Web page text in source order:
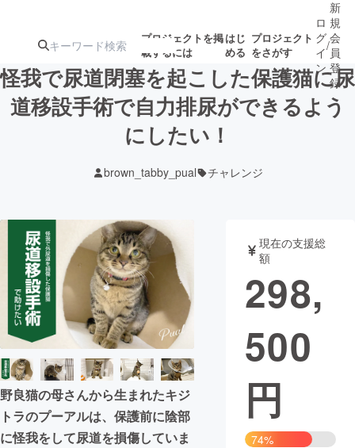
プロジェクトを掲
載するには
はじ
める
プロジェクト
をさがす
注目の新着プロ募集終了が近いプ
テクノロジー・ガジェット
映像・映画 書籍・雑誌
ビジネス・起業 チャレンジ
まちづくり・地域活性化
CAMPFIRE for Social Good
CAMPFIRE Creation
ロ
グ
イ
ン
/
新
規
会
員
登
録
怪我で尿道閉塞を起こした保護猫に尿
道移設手術で自力排尿ができるよう
にしたい！
brown_tabby_pual チャレンジ
野良猫の母さんから生まれたキジ
トラのプーアルは、保護前に陰部
に怪我をして尿道を損傷していま
現在の支援総
額
298,
500
円
74%